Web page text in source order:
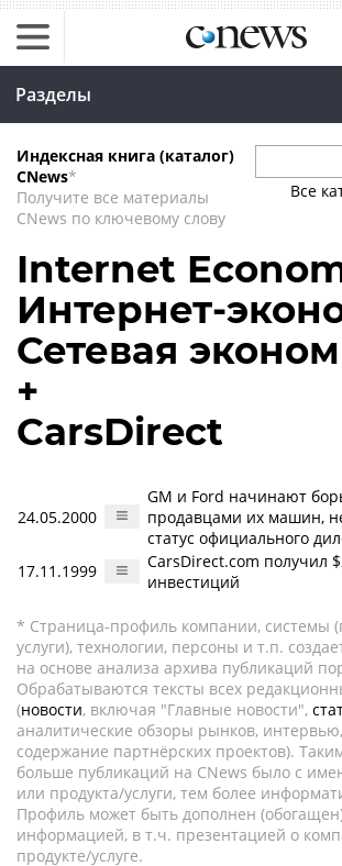
Разделы
Индексная книга (каталог)
CNews*
Получите все материалы
CNews по ключевому слову
Все
Internet
Интернет-
Сетевая
+
CarsDirect
24.05.2000
GM и Ford начинают
продавцами их машин,
статус официального
17.11.1999
CarsDirect.com получил
инвестиций
* Страница-профиль компании, системы
услуги), технологии, персоны и т.п.
на основе анализа архива публикаций
Обрабатываются тексты всех
(новости, включая "Главные новости",
аналитические обзоры рынков,
содержание партнёрских проектов).
больше публикаций на CNews было с
или продукта/услуги, тем более
Профиль может быть дополнен
информацией, в т.ч. презентацией о
продукте/услуге.